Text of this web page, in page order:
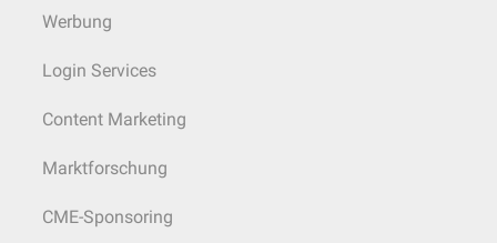
Werbung
Login Services
Content Marketing
Marktforschung
CME-Sponsoring